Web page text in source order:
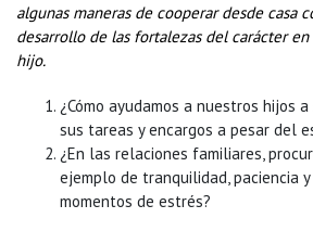
algunas maneras de cooperar desde casa
desarrollo de las fortalezas del carácter
hijo.
¿Cómo ayudamos a nuestros hijos
sus tareas y encargos a pesar del
¿En las relaciones familiares,
ejemplo de tranquilidad, paciencia
momentos de estrés?